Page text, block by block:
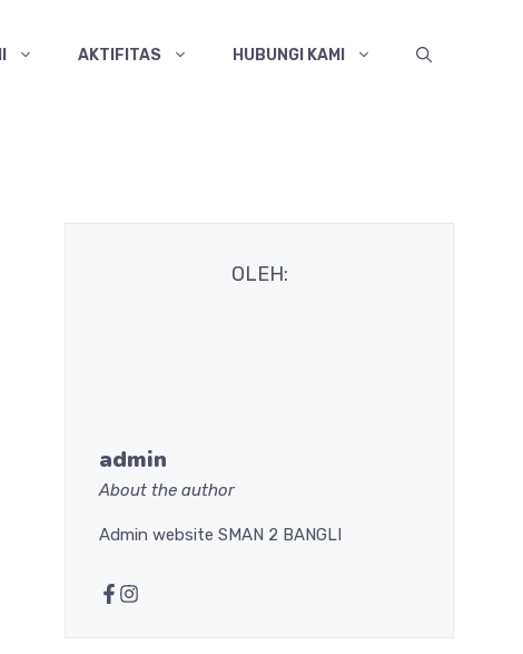
AKTIFITAS HUBUNGI KAMI
OLEH:
admin
About the author
Admin website SMAN 2 BANGLI